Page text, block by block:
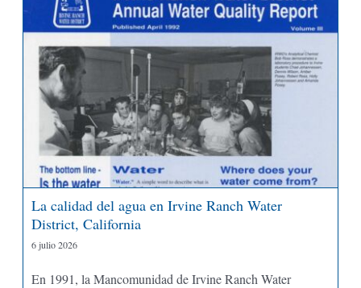
La calidad del agua en Irvine Ranch Water
District, California
6 julio 2026
En 1991, la Mancomunidad de Irvine Ranch Water